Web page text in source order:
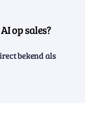
op sales?
bekend als